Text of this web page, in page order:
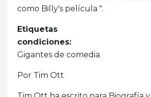
como Billy's película ".
Etiquetas
condiciones:
Gigantes de comedia
Por Tim Ott